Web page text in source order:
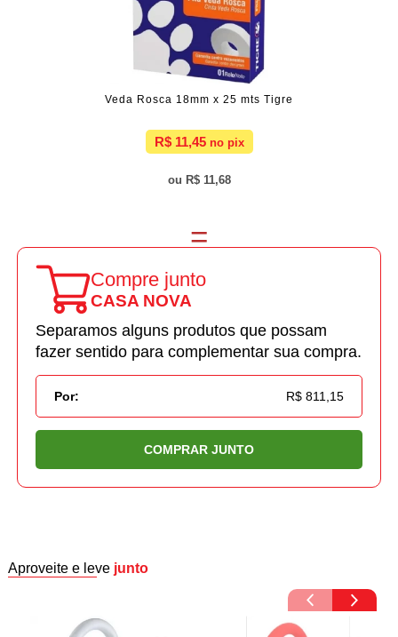
Veda Rosca 18mm x 25 mts Tigre
R$ 11,45
R$ 11,68
Compre junto
CASA NOVA
Separamos alguns produtos que possam
fazer sentido para complementar sua compra.
Por: R$ 811,15
COMPRAR JUNTO
Aproveite e leve junto